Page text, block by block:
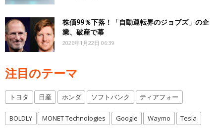
株価99％下落！「自動運転界のジョブズ」の企
業、破産で幕
2026年1月22日 06:39
注目のテーマ
トヨタ 日産 ホンダ ソフトバンク ティアフォー
BOLDLY MONET Technologies Google Waymo Tesla